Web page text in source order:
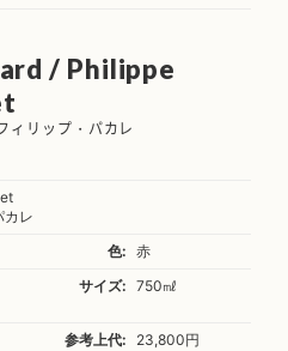
/ Philippe
ィリップ・パカレ
カレ
色:
赤
サイズ: 750㎖
参考上代: 23,800円